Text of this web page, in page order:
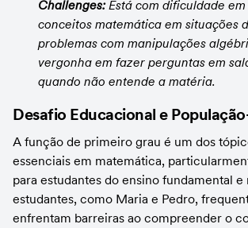
Challenges: Está com dificuldade
conceitos matemática em situações
problemas com manipulações
vergonha em fazer perguntas em
quando não entende a matéria.
Desafio Educacional e
A função de primeiro grau é um dos
essenciais em matemática,
para estudantes do ensino fundamental e
estudantes, como Maria e Pedro,
enfrentam barreiras ao compreender o